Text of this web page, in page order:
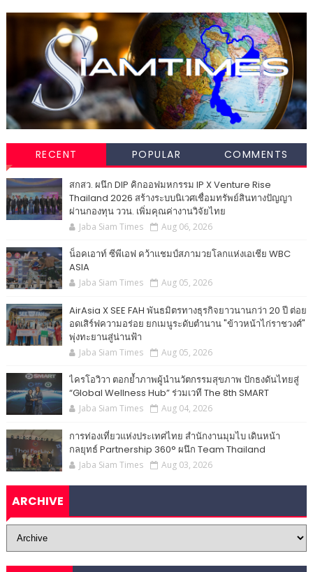
RECENT POPULAR COMMENTS
สกสว. ผนึก DIP คิกออฟมหกรรม IP X Venture Rise
Thailand 2026 สร้างระบบนิเวศเชื่อมทรัพย์สินทางปัญญา
ผ่านกองทุน ววน. เพิ่มคุณค่างานวิจัยไทย
Jaba Siam Times Aug 06, 2026
น็อคเอาท์ ซีพีเอฟ คว้าแชมป์สภามวยโลกแห่งเอเชีย WBC
ASIA
Jaba Siam Times Aug 05, 2026
AirAsia X SEE FAH พันธมิตรทางธุรกิจยาวนานกว่า 20 ปี ต่อย
อดเสิร์ฟความอร่อย ยกเมนูระดับตำนาน "ข้าวหน้าไก่ราชวงศ์"
พุ่งทะยานสู่น่านฟ้า
Jaba Siam Times Aug 05, 2026
ไครโอวิวา ตอกย้ำภาพผู้นำนวัตกรรมสุขภาพ ปักธงดันไทยสู่
“Global Wellness Hub” ร่วมเวที The 8th SMART
Jaba Siam Times Aug 04, 2026
การท่องเที่ยวแห่งประเทศไทย สำนักงานมุมไบ เดินหน้า
กลยุทธ์ Partnership 360° ผนึก Team Thailand
Jaba Siam Times Aug 03, 2026
ARCHIVE